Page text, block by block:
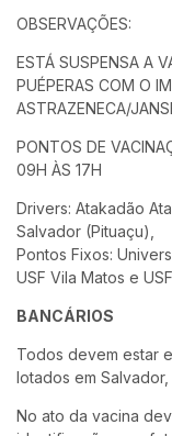
OBSERVAÇÕES:
ESTÁ SUSPENSA A
PUÉPERAS COM O
ASTRAZENECA/
PONTOS DE
09H ÀS 17H
Drivers: Atakadão
Salvador (Pituaçu),
Pontos Fixos:
USF Vila Matos e
BANCÁRIOS
Todos devem estar
lotados em
No ato da vacina